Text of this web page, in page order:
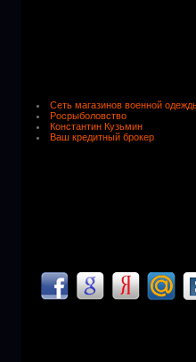
Сеть магазинов военной
Росрыболовство
Константин Кузьмин
Ваш кредитный брокер